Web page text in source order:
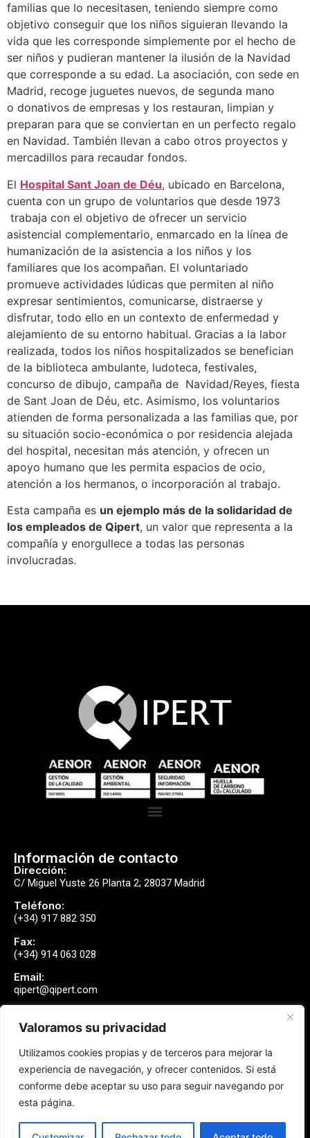
Valoramos su privacidad
Utilizamos cookies propias y de terceros para mejorar la
experiencia de navegación, y ofrecer contenidos. Si está
conforme debe aceptar su uso para seguir navegando por
esta página.
familias que lo necesitasen, teniendo siempre como
objetivo conseguir que los niños siguieran llevando la
vida que les corresponde simplemente por el hecho de
ser niños y pudieran mantener la ilusión de la Navidad
que corresponde a su edad. La asociación, con sede en
Madrid, recoge juguetes nuevos, de segunda mano
o donativos de empresas y los restauran, limpian y
preparan para que se conviertan en un perfecto regalo
en Navidad. También llevan a cabo otros proyectos y
mercadillos para recaudar fondos.
El Hospital Sant Joan de Déu, ubicado en Barcelona,
cuenta con un grupo de voluntarios que desde 1973
trabaja con el objetivo de ofrecer un servicio
asistencial complementario, enmarcado en la línea de
humanización de la asistencia a los niños y los
familiares que los acompañan. El voluntariado
promueve actividades lúdicas que permiten al niño
expresar sentimientos, comunicarse, distraerse y
disfrutar, todo ello en un contexto de enfermedad y
alejamiento de su entorno habitual. Gracias a la labor
realizada, todos los niños hospitalizados se benefician
de la biblioteca ambulante, ludoteca, festivales,
concurso de dibujo, campaña de Navidad/Reyes, fiesta
de Sant Joan de Déu, etc. Asimismo, los voluntarios
atienden de forma personalizada a las familias que, por
su situación socio-económica o por residencia alejada
del hospital, necesitan más atención, y ofrecen un
apoyo humano que les permita espacios de ocio,
atención a los hermanos, o incorporación al trabajo.
Esta campaña es un ejemplo más de la solidaridad de
los empleados de Qipert, un valor que representa a la
compañía y enorgullece a todas las personas
involucradas.
Información de contacto
Dirección:
C/ Miguel Yuste 26 Planta 2; 28037 Madrid
Teléfono:
(+34) 917 882 350
Fax:
(+34) 914 063 028
Email:
qipert@qipert.com
Contactar
Síguenos